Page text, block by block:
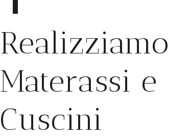
Realizziamo
Materassi e
Cuscini